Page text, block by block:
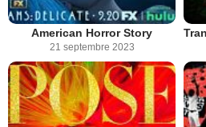
American Horror Story
21 septembre 2023